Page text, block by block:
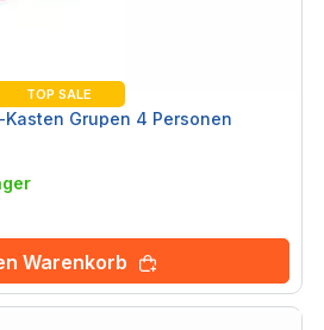
TOP SALE
Grupen 4 Personen
Warenkorb